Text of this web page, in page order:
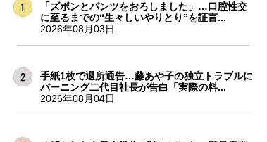
「ズボンとパンツをおろしました」…口腔性交
に至るまでの“生々しいやりとり”を証言...
2026年08月03日
手紙1枚で退所通告…藤あや子の独立トラブルに
バーニング二代目社長が告白「実際の料...
2026年08月04日